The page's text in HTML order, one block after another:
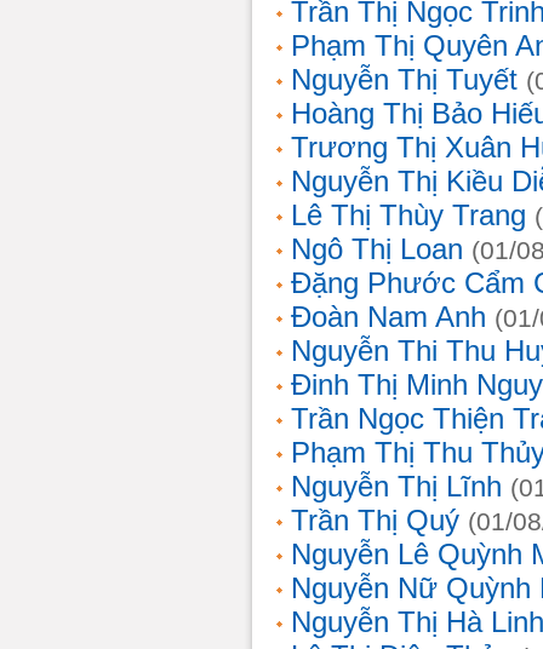
Trần Thị Ngọc
Phạm Thị Quyên
Nguyễn Thị Tuyết
Hoàng Thị Bảo
Trương Thị Xuân
Nguyễn Thị Kiều
Lê Thị Thùy Trang
Ngô Thị Loan (01/
Đặng Phước Cẩm
Đoàn Nam Anh
Nguyễn Thi Thu
Đinh Thị Minh
Trần Ngọc Thiện
Phạm Thị Thu
Nguyễn Thị Lĩnh
Trần Thị Quý (01/
Nguyễn Lê Quỳnh
Nguyễn Nữ
Nguyễn Thị Hà Linh